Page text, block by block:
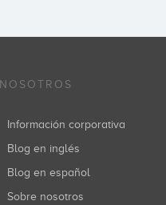
NOSOTROS
Información corporativa
Blog en inglés
Blog en español
Sobre nosotros